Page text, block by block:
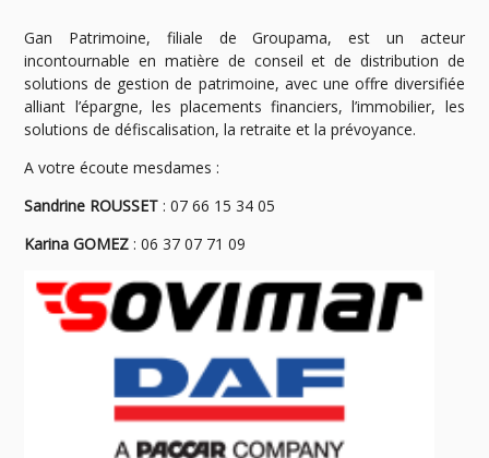
Gan Patrimoine, filiale de Groupama, est un acteur
incontournable en matière de conseil et de distribution de
solutions de gestion de patrimoine, avec une offre diversifiée
alliant l’épargne, les placements financiers, l’immobilier, les
solutions de défiscalisation, la retraite et la prévoyance.
A votre écoute mesdames :
Sandrine ROUSSET : 07 66 15 34 05
Karina GOMEZ : 06 37 07 71 09